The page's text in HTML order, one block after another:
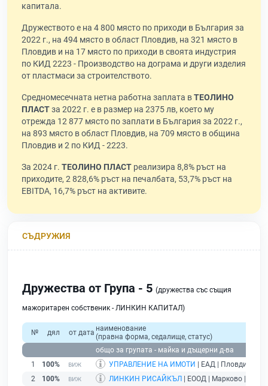
капитала.
Дружеството е на 4 800 място по приходи в България за
2022 г., на 494 място в област Пловдив, на 321 място в
Пловдив и на 17 място по приходи в своята индустрия
по КИД 2223 - Производство на дограма и други изделия
от пластмаси за строителството.
Средномесечната нетна работна заплата вТЕОЛИНО
ПЛАСТза 2022 г. е в размер на 2375 лв, което му
отрежда 12 877 място по заплати в България за 2022 г.,
на 893 място в област Пловдив, на 709 място в община
Пловдив и 2 по КИД - 2223.
За 2024 г. ТЕОЛИНО ПЛАСТ реализира 8,8% ръст на
приходите, 2 828,6% ръст на печалбата, 53,7% ръст на
EBITDA, 16,7% ръст на активите.
СЪДРУЖИЯ
Дружества от Група - 5 (дружества със същия
мажоритарен собственик - ЛИНКИН КАПИТАЛ)
№ дял от дата наименование
(правна форма, седалище, статус)
общо за групата - майка и дъщерни д-ва
1
100% УПРАВЛЕНИЕ НА ИМОТИ | ЕАД | Пловдив |
2
100% ЛИНКИН РИСАЙКЪЛ | ЕООД | Марково |